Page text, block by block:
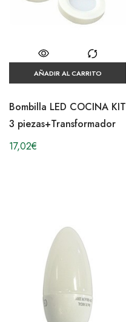
AÑADIR AL CARRITO
Bombilla LED COCINA KIT
3 piezas+Transformador
17,02€